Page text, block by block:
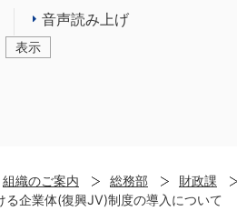
音声読み上げ
表示
組織のご案内 総務部 財政課
る企業体(復興JV)制度の導入について